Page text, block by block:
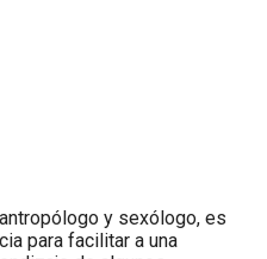
y sexólogo, es
para facilitar a una